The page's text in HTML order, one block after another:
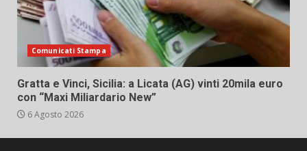
Comunicati Stampa
Gratta e Vinci, Sicilia: a Licata (AG) vinti 20mila euro
con “Maxi Miliardario New”
6 Agosto 2026